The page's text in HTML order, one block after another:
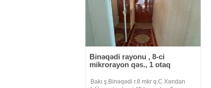
Binəqədi rayonu , 8-ci
mikrorayon qəs., 1 otaq
Bakı ş.Binəqədi r.8 mkr q.C.Xəndan